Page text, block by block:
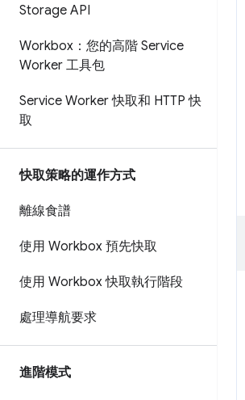
Storage API
Workbox：您的高階 Service
Worker 工具包
Service Worker 快取和 HTTP 快
取
快取策略的運作方式
離線食譜
使用 Workbox 預先快取
使用 Workbox 快取執行階段
處理導航要求
進階模式